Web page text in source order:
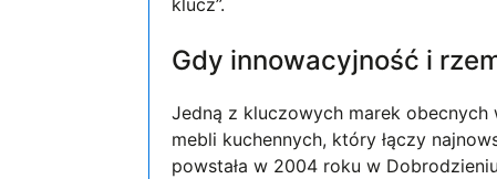
Gdy innowacyjność i
Jedną z kluczowych marek
mebli kuchennych, który łączy
powstała w 2004 roku w